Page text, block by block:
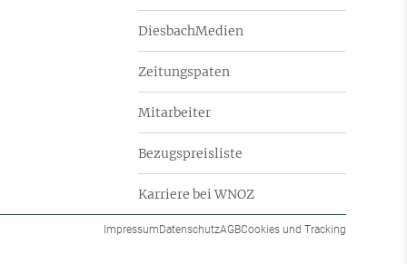
DiesbachMedien
Zeitungspaten
Mitarbeiter
Bezugspreisliste
Karriere bei WNOZ
ImpressumDatenschutzAGBCookies und Tracking